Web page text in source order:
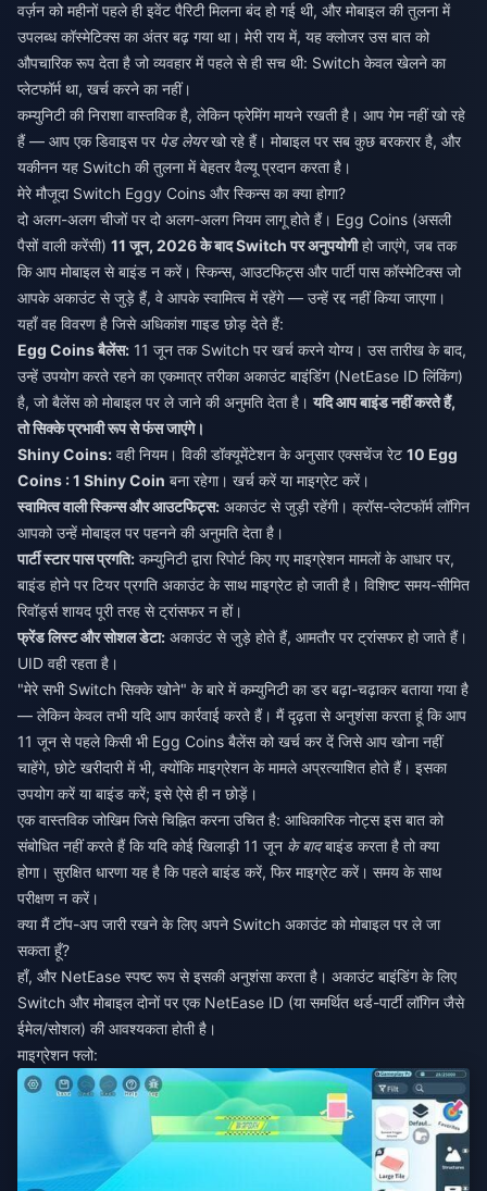
वर्ज़न को महीनों पहले ही इवेंट पैरिटी मिलना बंद हो गई थी, और मोबाइल की तुलना में
उपलब्ध कॉस्मेटिक्स का अंतर बढ़ गया था। मेरी राय में, यह क्लोजर उस बात को
औपचारिक रूप देता है जो व्यवहार में पहले से ही सच थी: Switch केवल खेलने का
प्लेटफॉर्म था, खर्च करने का नहीं।
कम्युनिटी की निराशा वास्तविक है, लेकिन फ्रेमिंग मायने रखती है। आप गेम नहीं खो रहे
हैं — आप एक डिवाइस पर पेड लेयरखो रहे हैं। मोबाइल पर सब कुछ बरकरार है, और
यकीनन यह Switch की तुलना में बेहतर वैल्यू प्रदान करता है।
मेरे मौजूदा Switch Eggy Coins और स्किन्स का क्या होगा?
दो अलग-अलग चीजों पर दो अलग-अलग नियम लागू होते हैं। Egg Coins (असली
पैसों वाली करेंसी) 11 जून, 2026 के बाद Switch पर अनुपयोगीहो जाएंगे, जब तक
कि आप मोबाइल से बाइंड न करें। स्किन्स, आउटफिट्स और पार्टी पास कॉस्मेटिक्स जो
आपके अकाउंट से जुड़े हैं, वे आपके स्वामित्व में रहेंगे — उन्हें रद्द नहीं किया जाएगा।
यहाँ वह विवरण है जिसे अधिकांश गाइड छोड़ देते हैं:
Egg Coins बैलेंस: 11 जून तक Switch पर खर्च करने योग्य। उस तारीख के बाद,
उन्हें उपयोग करते रहने का एकमात्र तरीका अकाउंट बाइंडिंग (NetEase ID लिंकिंग)
है, जो बैलेंस को मोबाइल पर ले जाने की अनुमति देता है।यदि आप बाइंड नहीं करते हैं,
तो सिक्के प्रभावी रूप से फंस जाएंगे।
Shiny Coins: वही नियम। विकी डॉक्यूमेंटेशन के अनुसार एक्सचेंज रेट 10 Egg
Coins : 1 Shiny Coin बना रहेगा। खर्च करें या माइग्रेट करें।
स्वामित्व वाली स्किन्स और आउटफिट्स: अकाउंट से जुड़ी रहेंगी। क्रॉस-प्लेटफॉर्म लॉगिन
आपको उन्हें मोबाइल पर पहनने की अनुमति देता है।
पार्टी स्टार पास प्रगति: कम्युनिटी द्वारा रिपोर्ट किए गए माइग्रेशन मामलों के आधार पर,
बाइंड होने पर टियर प्रगति अकाउंट के साथ माइग्रेट हो जाती है। विशिष्ट समय-सीमित
रिवॉर्ड्स शायद पूरी तरह से ट्रांसफर न हों।
फ्रेंड लिस्ट और सोशल डेटा: अकाउंट से जुड़े होते हैं, आमतौर पर ट्रांसफर हो जाते हैं।
UID वही रहता है।
"मेरे सभी Switch सिक्के खोने" के बारे में कम्युनिटी का डर बढ़ा-चढ़ाकर बताया गया है
— लेकिन केवल तभी यदि आप कार्रवाई करते हैं। मैं दृढ़ता से अनुशंसा करता हूं कि आप
11 जून से पहले किसी भी Egg Coins बैलेंस को खर्च कर दें जिसे आप खोना नहीं
चाहेंगे, छोटे खरीदारी में भी, क्योंकि माइग्रेशन के मामले अप्रत्याशित होते हैं। इसका
उपयोग करें या बाइंड करें; इसे ऐसे ही न छोड़ें।
एक वास्तविक जोखिम जिसे चिह्नित करना उचित है: आधिकारिक नोट्स इस बात को
संबोधित नहीं करते हैं कि यदि कोई खिलाड़ी 11 जून के बादबाइंड करता है तो क्या
होगा। सुरक्षित धारणा यह है कि पहले बाइंड करें, फिर माइग्रेट करें। समय के साथ
परीक्षण न करें।
क्या मैं टॉप-अप जारी रखने के लिए अपने Switch अकाउंट को मोबाइल पर ले जा
सकता हूँ?
हाँ, और NetEase स्पष्ट रूप से इसकी अनुशंसा करता है। अकाउंट बाइंडिंग के लिए
Switch और मोबाइल दोनों पर एक NetEase ID (या समर्थित थर्ड-पार्टी लॉगिन जैसे
ईमेल/सोशल) की आवश्यकता होती है।
माइग्रेशन फ्लो: